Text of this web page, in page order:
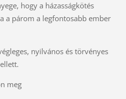
hogy a házasságkötés
a párom a legfontosabb ember
nyilvános és törvényes
meg